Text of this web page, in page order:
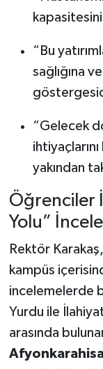
kapasitesini
“Bu
sağlığına
“Gelecek
yakından
Öğrenciler
Yolu”
Rektör
kampüs
incelemelerde
Yurdu ile
arasında